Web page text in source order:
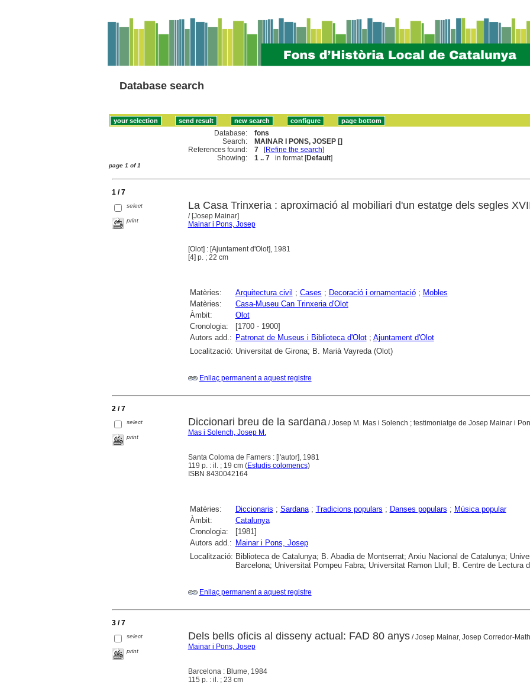
Database search
Database:
fons
Search:
MAINAR I PONS, JOSEP []
References found:
7 [Refine the search]
Showing:
1 .. 7 in format [Default]
page 1 of 1
1 / 7
select
print
La Casa Trinxeria : aproximació al mobiliari d'un estatge dels segles
/ [Josep Mainar]
Mainar i Pons, Josep
[Olot] : [Ajuntament d'Olot], 1981
[4] p. ; 22 cm
Matèries: Arquitectura civil ; Cases ; Decoració i ornamentació; Mobles
Matèries:
Casa-Museu Can Trinxeria d'Olot
Àmbit:
Olot
Cronologia:
[1700 - 1900]
Autors add.: Patronat de Museus i Biblioteca d'Olot; Ajuntament d'Olot
Localització: Universitat de Girona; B. Marià Vayreda (Olot)
Enllaç permanent a aquest registre
2 / 7
select
print
Diccionari breu de la sardana/ Josep M. Mas i Solench ; testimoniatge de Josep Mainar i
Mas i Solench, Josep M.
Santa Coloma de Farners : [l'autor], 1981
119 p. : il. ; 19 cm (Estudis colomencs)
ISBN 8430042164
Matèries: Diccionaris ; Sardana; Tradicions populars ; Danses populars ; Música popular
Àmbit:
Catalunya
Cronologia:
[1981]
Autors add.: Mainar i Pons, Josep
Localització: Biblioteca de Catalunya; B. Abadia de Montserrat; Arxiu Nacional de Catalunya;
Barcelona; Universitat Pompeu Fabra; Universitat Ramon Llull; B. Centre de Lectura
Enllaç permanent a aquest registre
3 / 7
select
print
Dels bells oficis al disseny actual: FAD 80 anys/ Josep Mainar, Josep Corredor-
Mainar i Pons, Josep
Barcelona : Blume, 1984
115 p. : il. ; 23 cm